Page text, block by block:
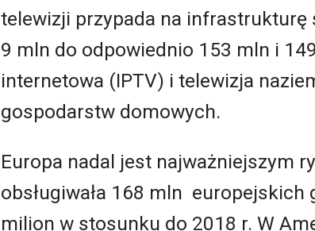
telewizji przypada na infrastrukturę
9 mln do odpowiednio 153 mln i
internetowa (IPTV) i telewizja
gospodarstw domowych.
Europa nadal jest najważniejszym
obsługiwała 168 mln
milion w stosunku do 2018 r. W